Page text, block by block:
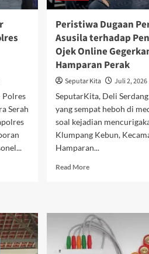
Polres
Serah
Peristiwa Dugaan
Asusila terhadap
Ojek Online
Hamparan Perak
Seputar Kita Juli 2, 2026
SeputarKita, Deli
yang sempat heboh di
soal kejadian
Klumpang Kebun,
Hamparan...
Read MoreRead
Percobaan
Asusila
terhadap